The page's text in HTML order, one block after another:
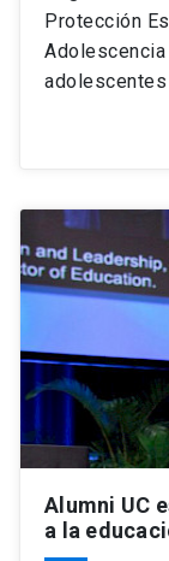
Protección
adolescentes
Alumni UC
a la